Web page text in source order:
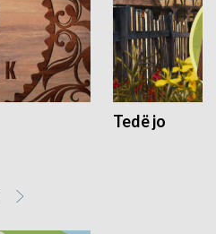
Tedë jo